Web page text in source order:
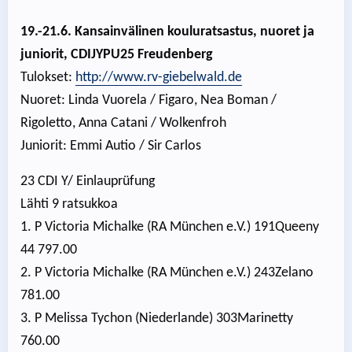
19.-21.6. Kansainvälinen kouluratsastus, nuoret ja
juniorit, CDIJYPU25 Freudenberg
Tulokset: http://www.rv-giebelwald.de
Nuoret: Linda Vuorela / Figaro, Nea Boman /
Rigoletto, Anna Catani / Wolkenfroh
Juniorit: Emmi Autio / Sir Carlos
23 CDI Y/ Einlauprüfung
Lähti 9 ratsukkoa
1. P Victoria Michalke (RA München e.V.) 191Queeny
44 797.00
2. P Victoria Michalke (RA München e.V.) 243Zelano
781.00
3. P Melissa Tychon (Niederlande) 303Marinetty
760.00